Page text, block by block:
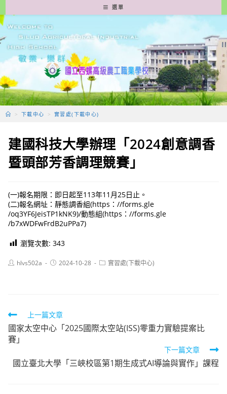
轉
至
要
容
選單
> 下載中心 > 實習處(下載中心)
建國科技大學辦理「2024創意調香
暨頭部芳香調理競賽」
(一)報名期限：即日起至113年11月25日止。
(二)報名網址：靜態調香組(https：//forms.gle
/oq3YF6JeisTP1kNK9)/動態組(https：//forms.gle
/b7xWDFwFrdB2uPPa7)
瀏覽次數: 343
Posthlvs502a
Post2024-10-28
Post實習處(下載中心)
Read
more
articles
上一篇文章
國家太空中心「2025國際太空站(ISS)零重力實驗提案比
賽」
下一篇文章
國立臺北大學「三峽校區第1期生成式AI導論與實作」課程